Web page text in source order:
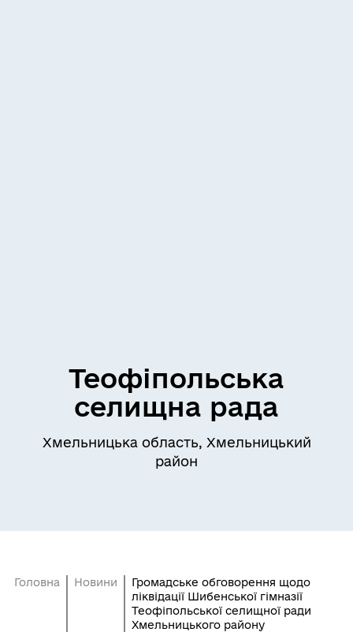
Теофіпольська
селищна рада
Хмельницька область, Хмельницький
район
Головна Новини
Громадське обговорення щодо
ліквідації Шибенської гімназії
Теофіпольської селищної ради
Хмельницького району